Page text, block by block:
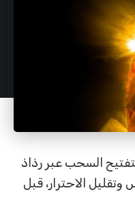
السحب عبر رذاذ
الاحترار، قبل